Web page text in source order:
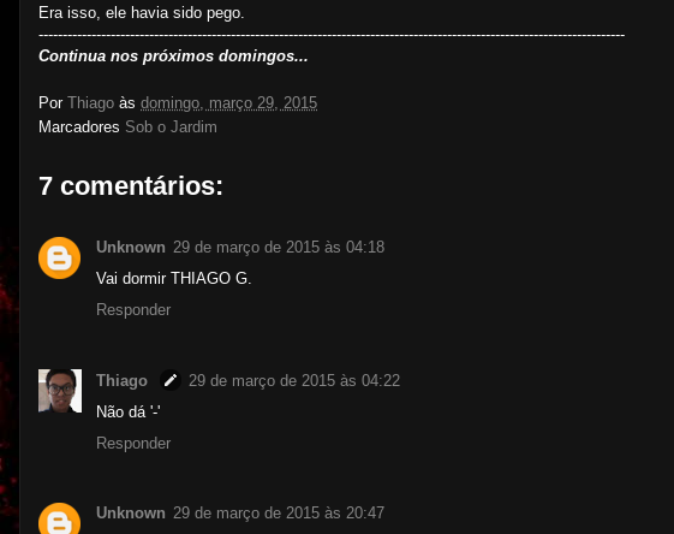
Era isso, ele havia sido pego.
--------------------------------------------------------------------------------------------------------------------------
Continua nos próximos domingos...
Por Thiago às domingo, março 29, 2015
Marcadores Sob o Jardim
7 comentários:
Unknown 29 de março de 2015 às 04:18
Vai dormir THIAGO G.
Responder
Thiago
29 de março de 2015 às 04:22
Não dá '-'
Responder
Unknown 29 de março de 2015 às 20:47